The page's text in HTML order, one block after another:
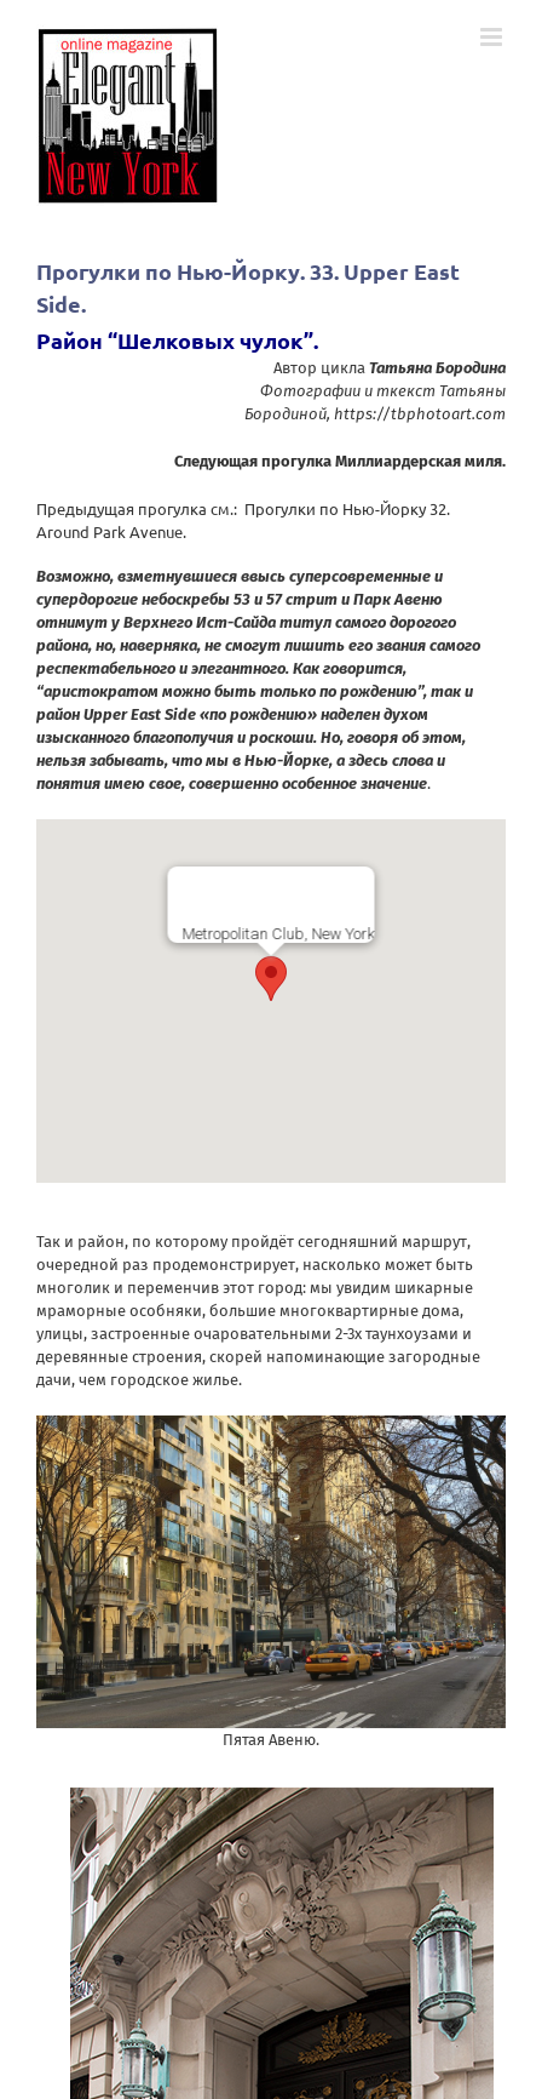
Прогулки по Нью-Йорку. 33. Upper East
Side.
Район “Шелковых чулок”.
Автор цикла Татьяна Бородина
Фотографии и ткекст Татьяны
Бородиной, https://tbphotoart.com
Следующая прогулка Миллиардерская миля.
Предыдущая прогулка см.: Прогулки по Нью-Йорку 32.
Around Park Avenue.
Возможно, взметнувшиеся ввысь суперсовременные и
супердорогие небоскребы 53 и 57 стрит и Парк Авеню
отнимут у Верхнего Ист-Сайда титул самого дорогого
района, но, наверняка, не смогут лишить его звания самого
респектабельного и элегантного. Как говорится,
“аристократом можно быть только по рождению”, так и
район Upper East Side «по рождению» наделен духом
изысканного благополучия и роскоши. Но, говоря об этом,
нельзя забывать, что мы в Нью-Йорке, а здесь слова и
понятия имею свое, совершенно особенное значение.
Metropolitan Club, New York
Так и район, по которому пройдёт сегодняшний маршрут,
очередной раз продемонстрирует, насколько может быть
многолик и переменчив этот город: мы увидим шикарные
мраморные особняки, большие многоквартирные дома,
улицы, застроенные очаровательными 2-3х таунхоузами и
деревянные строения, скорей напоминающие загородные
дачи, чем городское жилье.
Пятая Авеню.